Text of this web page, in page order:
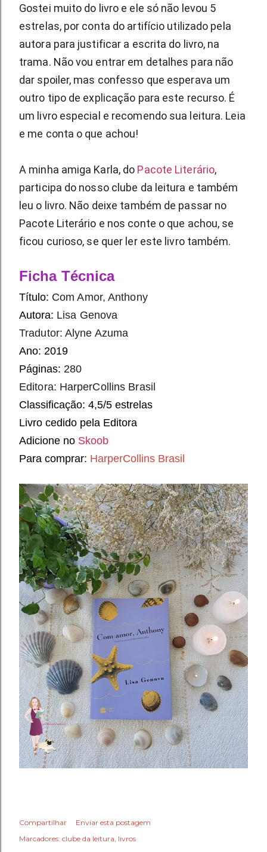
Gostei muito do livro e ele só não levou 5
estrelas, por conta do artifício utilizado pela
autora para justificar a escrita do livro, na
trama. Não vou entrar em detalhes para não
dar spoiler, mas confesso que esperava um
outro tipo de explicação para este recurso. É
um livro especial e recomendo sua leitura. Leia
e me conta o que achou!
A minha amiga Karla, do Pacote Literário,
participa do nosso clube da leitura e também
leu o livro. Não deixe também de passar no
Pacote Literário e nos conte o que achou, se
ficou curioso, se quer ler este livro também.
Ficha Técnica
Título: Com Amor, Anthony
Autora: Lisa Genova
Tradutor: Alyne Azuma
Ano: 2019
Páginas: 280
Editora: HarperCollins Brasil
Classificação: 4,5/5 estrelas
Livro cedido pela Editora
Adicione no Skoob
Para comprar: HarperCollins Brasil
Compartilhar
Enviar esta postagem
Marcadores: clube da leitura livros